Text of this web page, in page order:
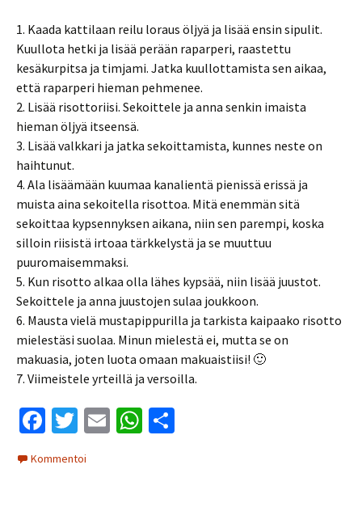
1. Kaada kattilaan reilu loraus öljyä ja lisää ensin sipulit.
Kuullota hetki ja lisää perään raparperi, raastettu
kesäkurpitsa ja timjami. Jatka kuullottamista sen aikaa,
että raparperi hieman pehmenee.
2. Lisää risottoriisi. Sekoittele ja anna senkin imaista
hieman öljyä itseensä.
3. Lisää valkkari ja jatka sekoittamista, kunnes neste on
haihtunut.
4. Ala lisäämään kuumaa kanalientä pienissä erissä ja
muista aina sekoitella risottoa. Mitä enemmän sitä
sekoittaa kypsennyksen aikana, niin sen parempi, koska
silloin riisistä irtoaa tärkkelystä ja se muuttuu
puuromaisemmaksi.
5. Kun risotto alkaa olla lähes kypsää, niin lisää juustot.
Sekoittele ja anna juustojen sulaa joukkoon.
6. Mausta vielä mustapippurilla ja tarkista kaipaako risotto
mielestäsi suolaa. Minun mielestä ei, mutta se on
makuasia, joten luota omaan makuaistiisi! 🙂
7. Viimeistele yrteillä ja versoilla.
Fa
b
T
wi
tt
E
W
Kommentoi